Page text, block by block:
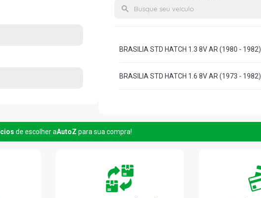
BRASILIA STD HATCH 1.3 8V AR (1980 - 1982)
BRASILIA STD HATCH 1.6 8V AR (1973 - 1982)
de escolher aAutoZ para sua compra!